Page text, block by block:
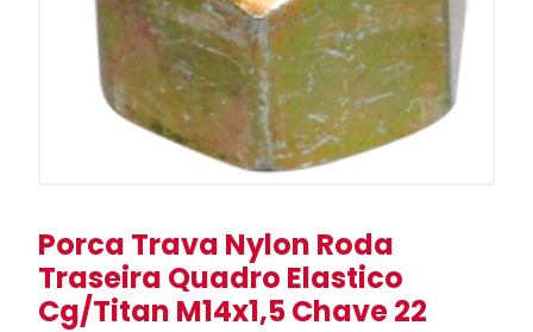
Porca Trava Nylon Roda
Traseira Quadro Elastico
Cg/Titan M14x1,5 Chave 22